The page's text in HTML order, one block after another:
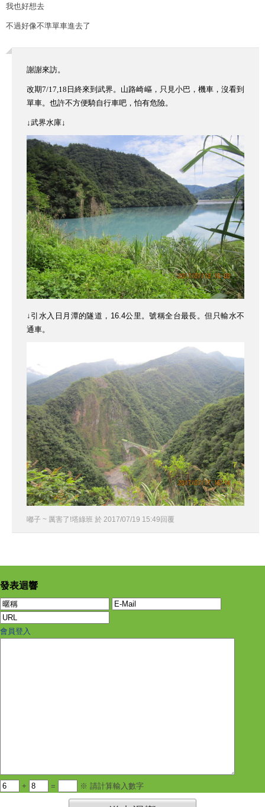
我也好想去
不過好像不準單車進去了
謝謝來訪。
改期7/17,18日終來到武界。山路崎嶇，只見小巴，機車，沒看到
單車。也許不方便騎自行車吧，怕有危險。
↓武界水庫↓
↓引水入日月潭的隧道，16.4公里。號稱全台最長。但只輸水不
通車。
嘟子 ~ 厲害了!塔綠班 於 2017/07/19 15:49 回覆
發表迴響
會員登入
+ = ※ 請計算輸入數字